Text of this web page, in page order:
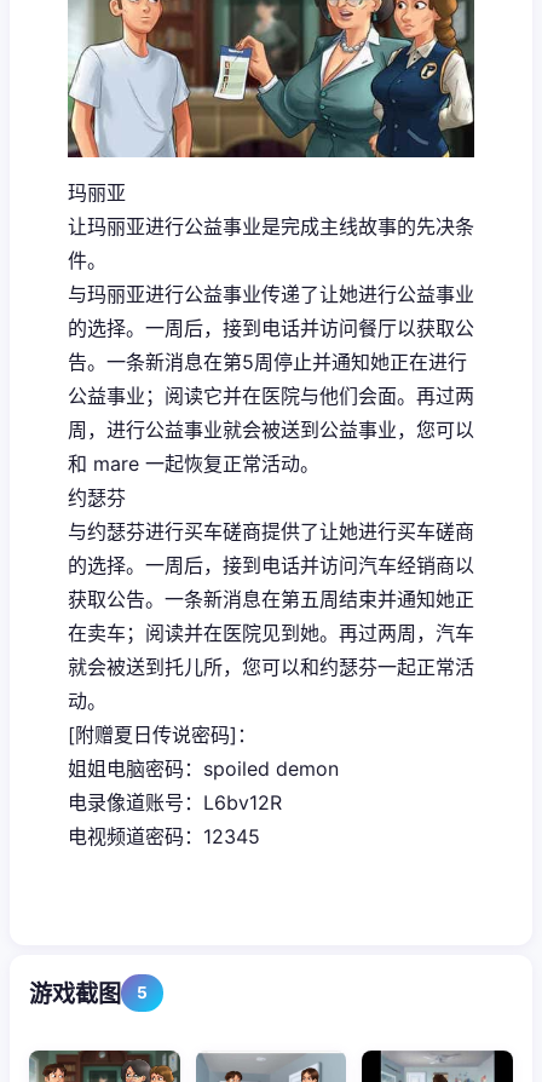
玛丽亚
让玛丽亚进行公益事业是完成主线故事的先决条
件。
与玛丽亚进行公益事业传递了让她进行公益事业
的选择。一周后，接到电话并访问餐厅以获取公
告。一条新消息在第5周停止并通知她正在进行
公益事业；阅读它并在医院与他们会面。再过两
周，进行公益事业就会被送到公益事业，您可以
和 mare 一起恢复正常活动。
约瑟芬
与约瑟芬进行买车磋商提供了让她进行买车磋商
的选择。一周后，接到电话并访问汽车经销商以
获取公告。一条新消息在第五周结束并通知她正
在卖车；阅读并在医院见到她。再过两周，汽车
就会被送到托儿所，您可以和约瑟芬一起正常活
动。
[附赠夏日传说密码]：
姐姐电脑密码：spoiled demon
电录像道账号：L6bv12R
电视频道密码：12345
游戏截图 5